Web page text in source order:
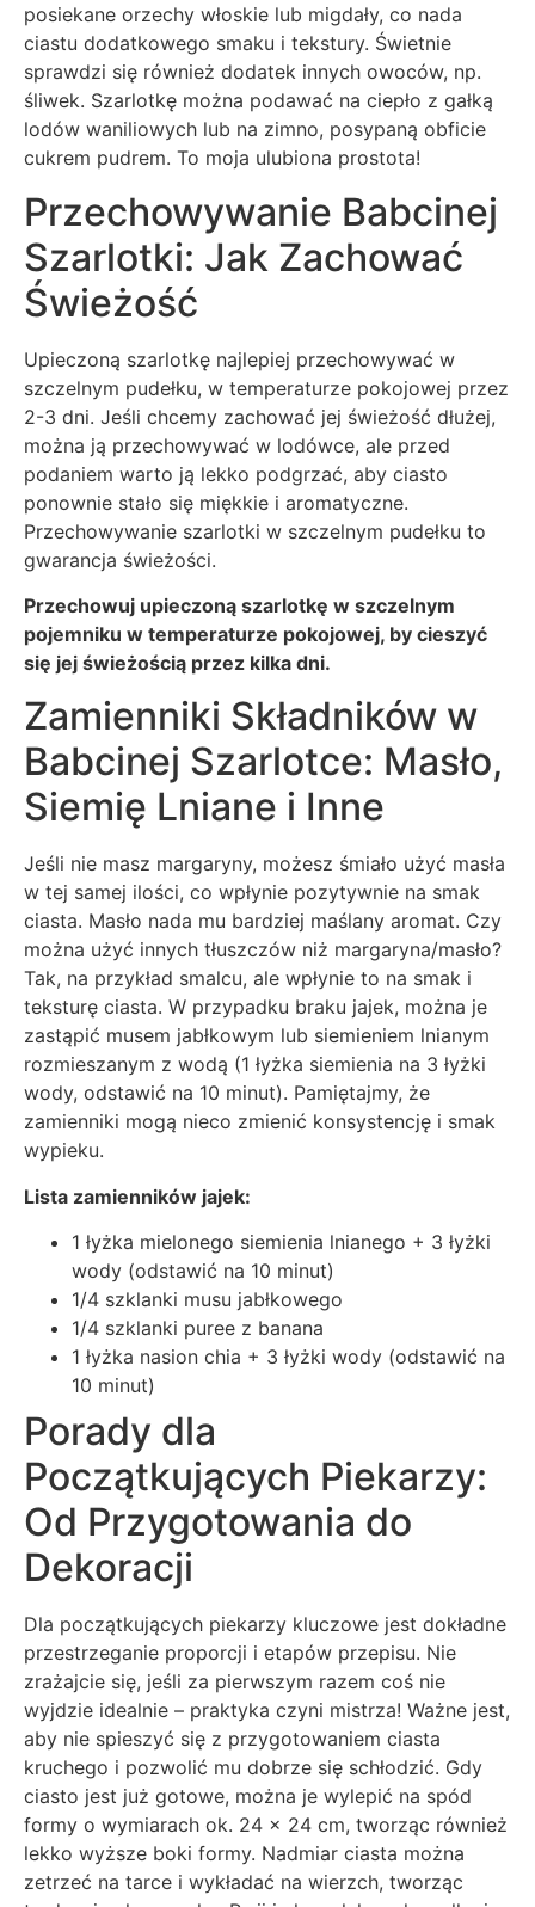
posiekane orzechy włoskie lub migdały, co nada
ciastu dodatkowego smaku i tekstury. Świetnie
sprawdzi się również dodatek innych owoców, np.
śliwek. Szarlotkę można podawać na ciepło z gałką
lodów waniliowych lub na zimno, posypaną obficie
cukrem pudrem. To moja ulubiona prostota!
Przechowywanie Babcinej
Szarlotki: Jak Zachować
Świeżość
Upieczoną szarlotkę najlepiej przechowywać w
szczelnym pudełku, w temperaturze pokojowej przez
2-3 dni. Jeśli chcemy zachować jej świeżość dłużej,
można ją przechowywać w lodówce, ale przed
podaniem warto ją lekko podgrzać, aby ciasto
ponownie stało się miękkie i aromatyczne.
Przechowywanie szarlotki w szczelnym pudełku to
gwarancja świeżości.
Przechowuj upieczoną szarlotkę w szczelnym
pojemniku w temperaturze pokojowej, by cieszyć
się jej świeżością przez kilka dni.
Zamienniki Składników w
Babcinej Szarlotce: Masło,
Siemię Lniane i Inne
Jeśli nie masz margaryny, możesz śmiało użyć masła
w tej samej ilości, co wpłynie pozytywnie na smak
ciasta. Masło nada mu bardziej maślany aromat. Czy
można użyć innych tłuszczów niż margaryna/masło?
Tak, na przykład smalcu, ale wpłynie to na smak i
teksturę ciasta. W przypadku braku jajek, można je
zastąpić musem jabłkowym lub siemieniem lnianym
rozmieszanym z wodą (1 łyżka siemienia na 3 łyżki
wody, odstawić na 10 minut). Pamiętajmy, że
zamienniki mogą nieco zmienić konsystencję i smak
wypieku.
Lista zamienników jajek:
1 łyżka mielonego siemienia lnianego + 3 łyżki
wody (odstawić na 10 minut)
1/4 szklanki musu jabłkowego
1/4 szklanki puree z banana
1 łyżka nasion chia + 3 łyżki wody (odstawić na
10 minut)
Porady dla
Początkujących Piekarzy:
Od Przygotowania do
Dekoracji
Dla początkujących piekarzy kluczowe jest dokładne
przestrzeganie proporcji i etapów przepisu. Nie
zrażajcie się, jeśli za pierwszym razem coś nie
wyjdzie idealnie – praktyka czyni mistrza! Ważne jest,
aby nie spieszyć się z przygotowaniem ciasta
kruchego i pozwolić mu dobrze się schłodzić. Gdy
ciasto jest już gotowe, można je wylepić na spód
formy o wymiarach ok. 24 x 24 cm, tworząc również
lekko wyższe boki formy. Nadmiar ciasta można
zetrzeć na tarce i wykładać na wierzch, tworząc